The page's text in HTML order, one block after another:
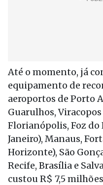
Até o momento, já
equipamento de
aeroportos de Porto
Guarulhos,
Florianópolis, Foz do
Janeiro), Manaus,
Horizonte), São
Recife, Brasília e
custou R$ 7,5